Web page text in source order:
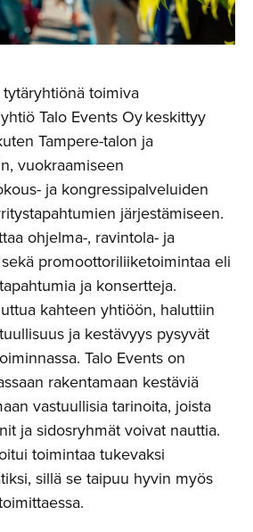
toimiva
Talo Events Oy keskittyy
Tampere-talon ja
vuokraamiseen
ja kongressipalveluiden
järjestämiseen.
ohjelma-, ravintola- ja
promoottoriliiketoimintaa eli
ja konsertteja.
kahteen yhtiöön, haluttiin
ja kestävyys pysyvät
Talo Events on
rakentamaan kestäviä
vastuullisia tarinoita, joista
ja sidosryhmät voivat nauttia.
toimintaa tukevaksi
sillä se taipuu hyvin myös